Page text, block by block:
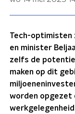
Tech-optimisten
en minister
zelfs de
maken op dit
worden opgezet
werkgelegenheid